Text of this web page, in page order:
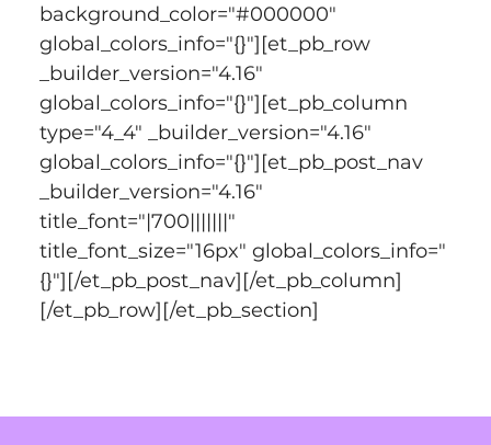
background_color="#000000"
global_colors_info="{}"][et_pb_row
_builder_version="4.16"
global_colors_info="{}"][et_pb_column
type="4_4" _builder_version="4.16"
global_colors_info="{}"][et_pb_post_nav
_builder_version="4.16"
title_font="|700|||||||"
title_font_size="16px" global_colors_info="
{}"][/et_pb_post_nav][/et_pb_column]
[/et_pb_row][/et_pb_section]